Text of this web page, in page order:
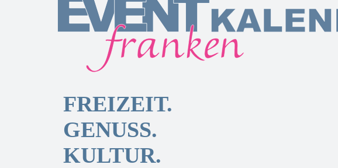
FREIZEIT.
GENUSS.
KULTUR.